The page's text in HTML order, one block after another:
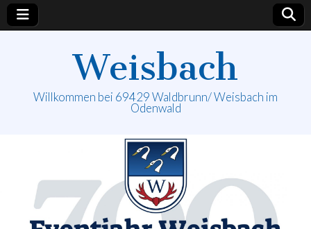
Weisbach
Willkommen bei 69429 Waldbrunn/ Weisbach im
Odenwald